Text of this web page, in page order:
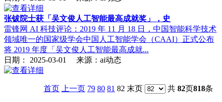
张钹院士获「吴文俊人工智能最高成就奖」，史
雷锋网 AI 科技评论：2019 年 11 月 18 日，中国智能科学技术
领域唯一的国家级学会中国人工智能学会（CAAI）正式公布
将 2019 年度「吴文俊人工智能最高成就...
日期： 2025-03-01 来源：ai动态
首页 上一页 79 80 81 82 末页 共 82页818条